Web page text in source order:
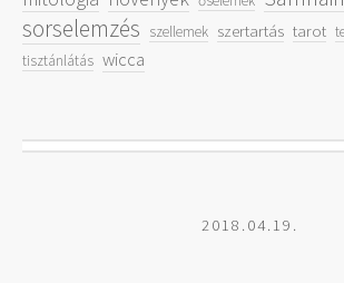
sorselemzés szellemek szertartás tarot
tisztánlátás wicca
2018.04.19.